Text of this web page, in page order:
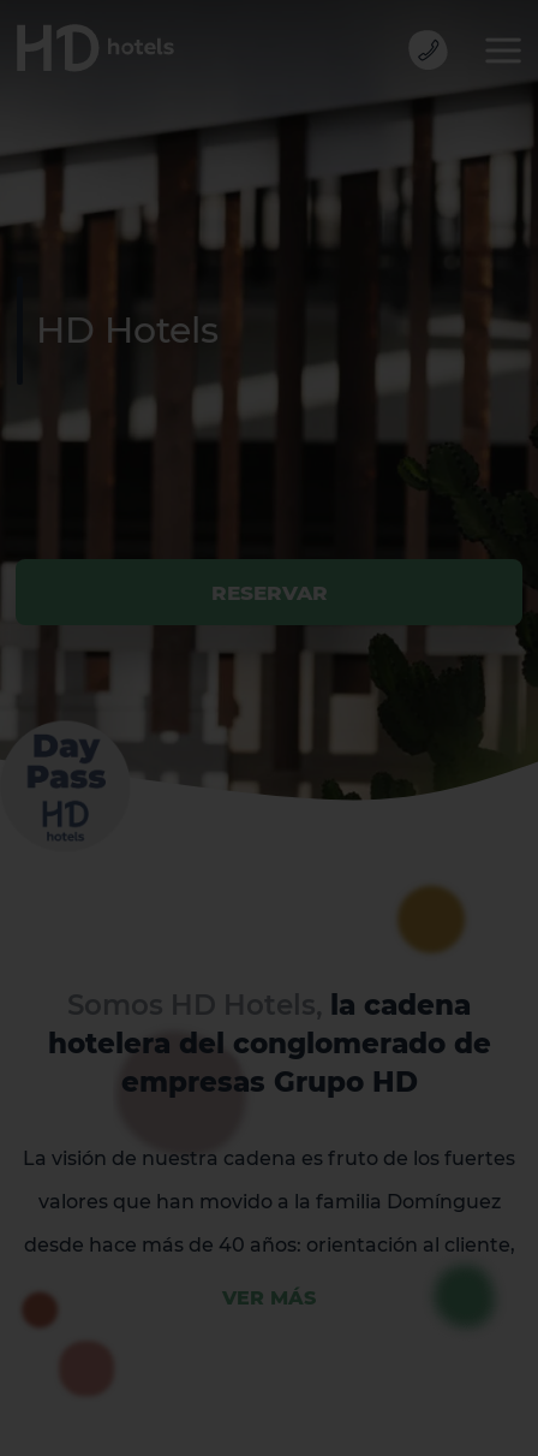
RESERVAR
HD Hotels
la cadena
hotelera del conglomerado de
empresas Grupo HD
La visión de nuestra cadena es fruto de los fuertes
valores que han movido a la familia Domínguez
desde hace más de 40 años: orientación al cliente,
valores familiares para liderar al equipo humano y
sobre todo pasión, esfuerzo y constancia en todo lo
VER MÁS